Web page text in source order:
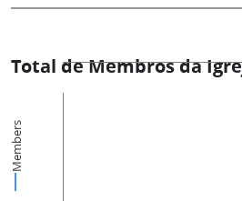
Total de Membros da
Members